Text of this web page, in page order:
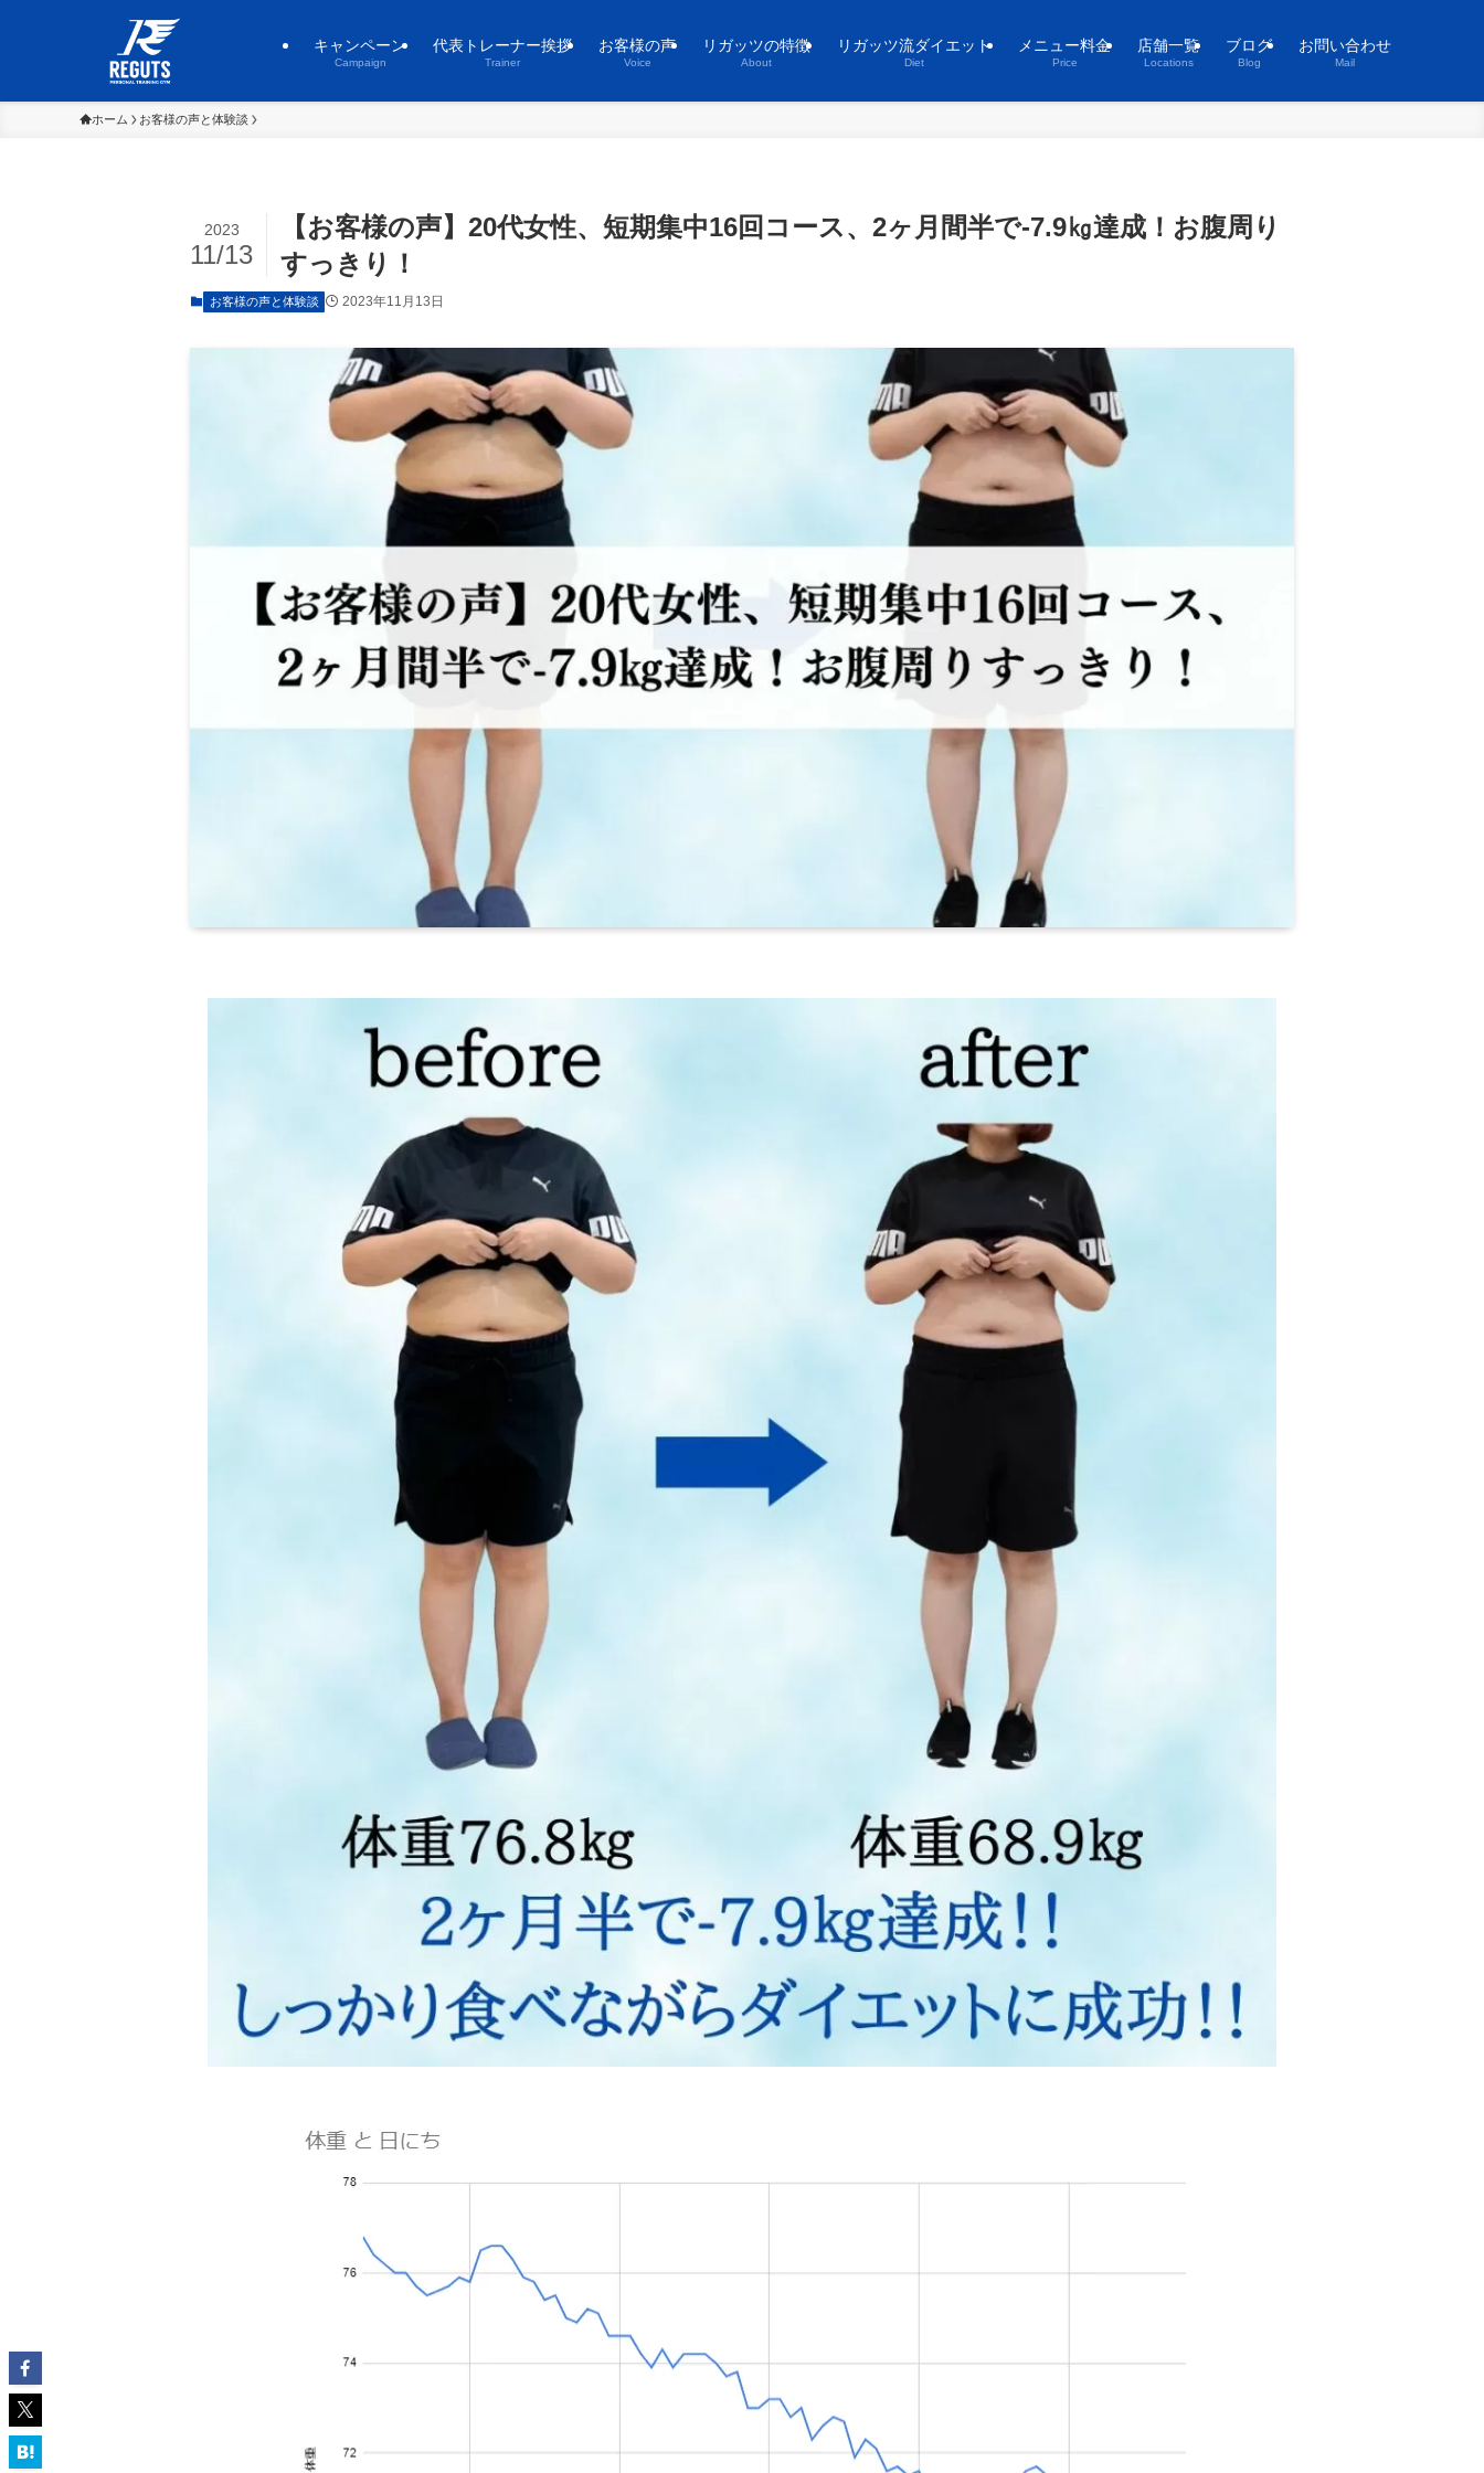
キャンペーン
Campaign
代表トレーナー挨拶
Trainer
お客様の声
Voice
リガッツの特徴
About
リガッツ流ダイエット
Diet
メニュー料金
Price
店舗一覧
Locations
ブログ
Blog
お問い合わせ
Mail
ホーム お客様の声と体験談
【お客様の声】20代女性、短期集中16回コース、2ヶ月間半で-7.9㎏達成！お腹周り
すっきり！
2023
11/13
お客様の声と体験談 2023年11月13日